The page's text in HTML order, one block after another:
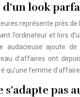
look
représente près
l’ordinateur et lors
audacieuse ajoute
d’affaires ont
qu’une femme
pas